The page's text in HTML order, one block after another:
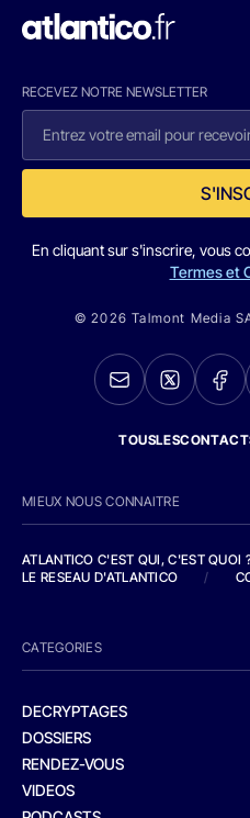
RECEVEZ NOTRE NEWSLETTER
En cliquant sur s'inscrire, vous
Termes et
© 2026 Talmont Media
MIEUX NOUS CONNAITRE
ATLANTICO C'EST QUI, C'EST QUOI
LE RESEAU D'ATLANTICO
/
CATEGORIES
DECRYPTAGES
DOSSIERS
RENDEZ-VOUS
VIDEOS